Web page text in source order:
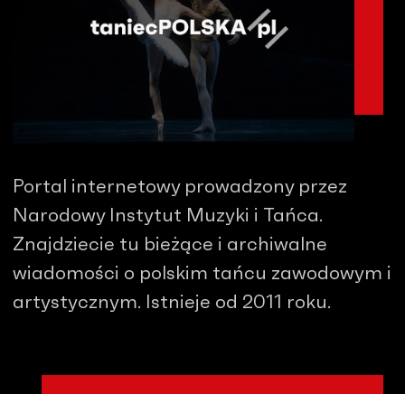
Portal internetowy prowadzony przez
Narodowy Instytut Muzyki i Tańca.
Znajdziecie tu bieżące i archiwalne
wiadomości o polskim tańcu zawodowym i
artystycznym. Istnieje od 2011 roku.